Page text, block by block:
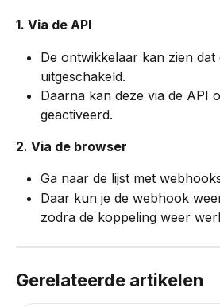
1. Via de API
De ontwikkelaar kan zien dat
uitgeschakeld.
Daarna kan deze via de API
geactiveerd.
2. Via de browser
Ga naar de lijst met
Daar kun je de webhook
zodra de koppeling weer
Gerelateerde artikelen